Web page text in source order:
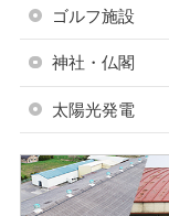
ゴルフ施設
神社・仏閣
太陽光発電